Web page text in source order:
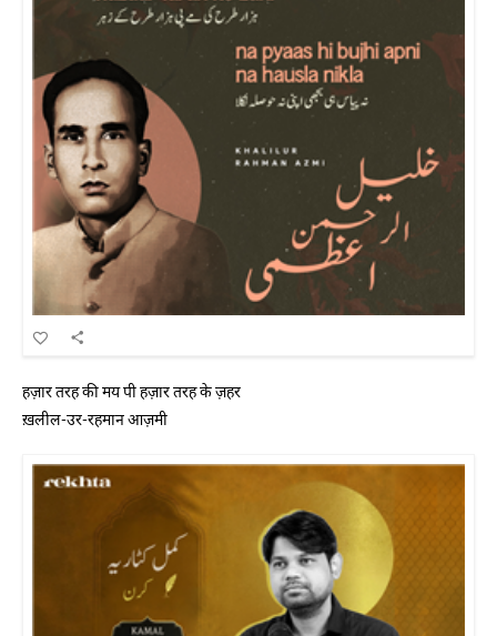
हज़ार तरह की मय पी हज़ार तरह के ज़हर
ख़लील-उर-रहमान आज़मी